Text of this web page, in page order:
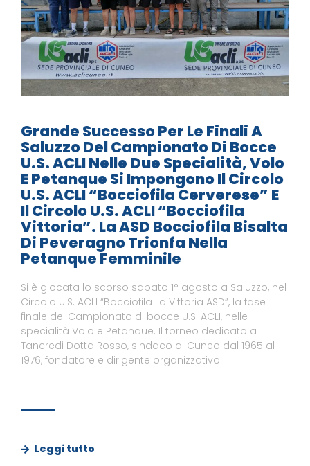
Grande Successo Per Le Finali A
Saluzzo Del Campionato Di Bocce
U.S. ACLI Nelle Due Specialità, Volo
E Petanque Si Impongono Il Circolo
U.S. ACLI “Bocciofila Cerverese” E
Il Circolo U.S. ACLI “Bocciofila
Vittoria”. La ASD Bocciofila Bisalta
Di Peveragno Trionfa Nella
Petanque Femminile
Si è giocata lo scorso sabato 1° agosto a Saluzzo, nel
Circolo U.S. ACLI “Bocciofila La Vittoria ASD”, la fase
finale del Campionato di bocce U.S. ACLI, nelle
specialità Volo e Petanque. Il torneo dedicato a
Tancredi Dotta Rosso, sindaco di Cuneo dal 1965 al
1976, fondatore e dirigente organizzativo
Leggi tutto